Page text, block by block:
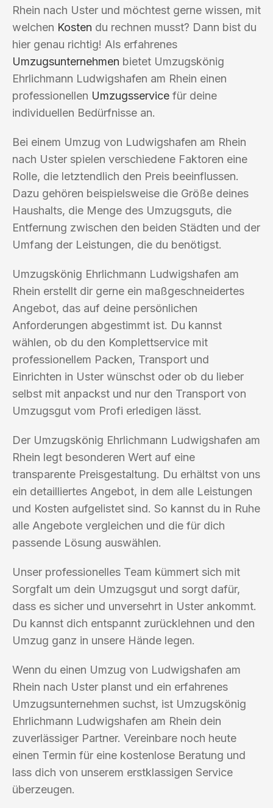
Rhein nach Uster und möchtest gerne wissen, mit
welchen Kosten du rechnen musst? Dann bist du
hier genau richtig! Als erfahrenes
Umzugsunternehmen bietet Umzugskönig
Ehrlichmann Ludwigshafen am Rhein einen
professionellen Umzugsservice für deine
individuellen Bedürfnisse an.
Bei einem Umzug von Ludwigshafen am Rhein
nach Uster spielen verschiedene Faktoren eine
Rolle, die letztendlich den Preis beeinflussen.
Dazu gehören beispielsweise die Größe deines
Haushalts, die Menge des Umzugsguts, die
Entfernung zwischen den beiden Städten und der
Umfang der Leistungen, die du benötigst.
Umzugskönig Ehrlichmann Ludwigshafen am
Rhein erstellt dir gerne ein maßgeschneidertes
Angebot, das auf deine persönlichen
Anforderungen abgestimmt ist. Du kannst
wählen, ob du den Komplettservice mit
professionellem Packen, Transport und
Einrichten in Uster wünschst oder ob du lieber
selbst mit anpackst und nur den Transport von
Umzugsgut vom Profi erledigen lässt.
Der Umzugskönig Ehrlichmann Ludwigshafen am
Rhein legt besonderen Wert auf eine
transparente Preisgestaltung. Du erhältst von uns
ein detailliertes Angebot, in dem alle Leistungen
und Kosten aufgelistet sind. So kannst du in Ruhe
alle Angebote vergleichen und die für dich
passende Lösung auswählen.
Unser professionelles Team kümmert sich mit
Sorgfalt um dein Umzugsgut und sorgt dafür,
dass es sicher und unversehrt in Uster ankommt.
Du kannst dich entspannt zurücklehnen und den
Umzug ganz in unsere Hände legen.
Wenn du einen Umzug von Ludwigshafen am
Rhein nach Uster planst und ein erfahrenes
Umzugsunternehmen suchst, ist Umzugskönig
Ehrlichmann Ludwigshafen am Rhein dein
zuverlässiger Partner. Vereinbare noch heute
einen Termin für eine kostenlose Beratung und
lass dich von unserem erstklassigen Service
überzeugen.